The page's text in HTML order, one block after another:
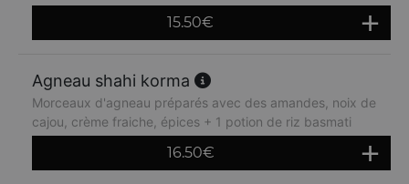
15.50€
Agneau shahi korma
Morceaux d'agneau préparés avec des amandes, noix de
cajou, crème fraiche, épices + 1 potion de riz basmati
16.50€